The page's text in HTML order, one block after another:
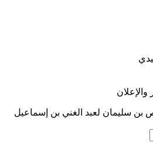
سليمان لعبد الغني بن إسماعيل